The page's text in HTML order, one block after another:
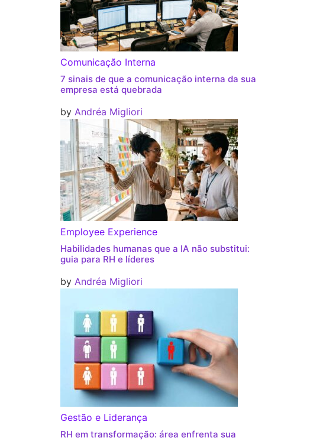
Comunicação Interna
7 sinais de que a comunicação interna da sua
empresa está quebrada
by Andréa Migliori
Employee Experience
Habilidades humanas que a IA não substitui:
guia para RH e líderes
by Andréa Migliori
Gestão e Liderança
RH em transformação: área enfrenta sua